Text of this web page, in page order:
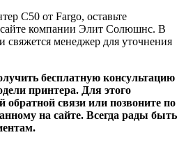
C50 от Fargo, оставьте
сайте компании Элит Солюшнс. В
свяжется менеджер для уточнения
бесплатную консультацию
принтера. Для этого
обратной связи или позвоните по
на сайте. Всегда рады быть